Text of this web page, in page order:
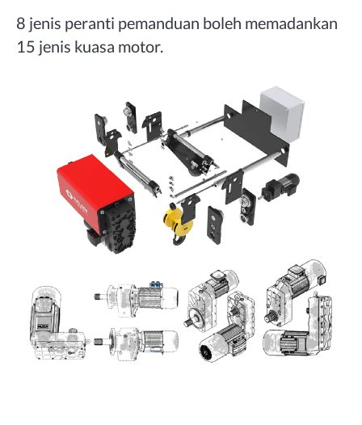
8 jenis peranti pemanduan boleh memadankan
15 jenis kuasa motor.